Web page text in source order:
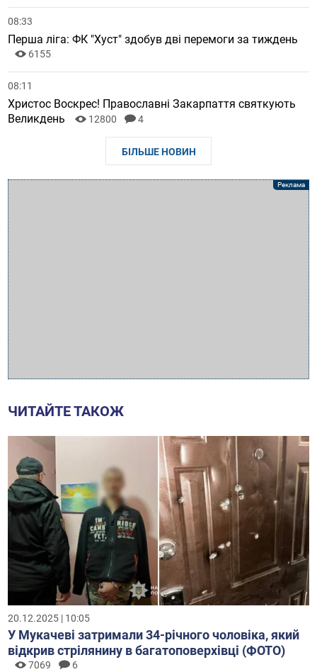
08:33
Перша ліга: ФК "Хуст" здобув дві перемоги за тиждень
6155
08:11
Христос Воскрес! Православні Закарпаття святкують
Великдень
12800 4
БІЛЬШЕ НОВИН
ЧИТАЙТЕ ТАКОЖ
20.12.2025 | 10:05
У Мукачеві затримали 34-річного чоловіка, який
відкрив стрілянину в багатоповерхівці (ФОТО)
7069 6